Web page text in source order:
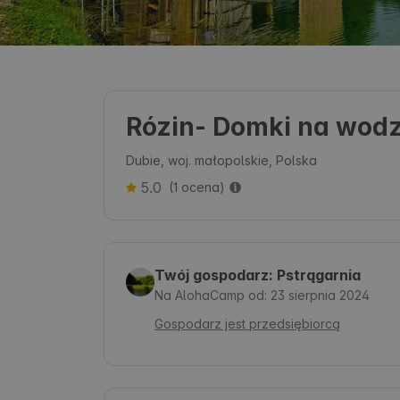
Rózin- Domki na
Dubie, woj. małopolskie, Polska
5.0 (1 ocena)
Twój gospodarz: Pstrągarnia
Na AlohaCamp od: 23 sierpnia 2024
Gospodarz jest przedsiębiorcą